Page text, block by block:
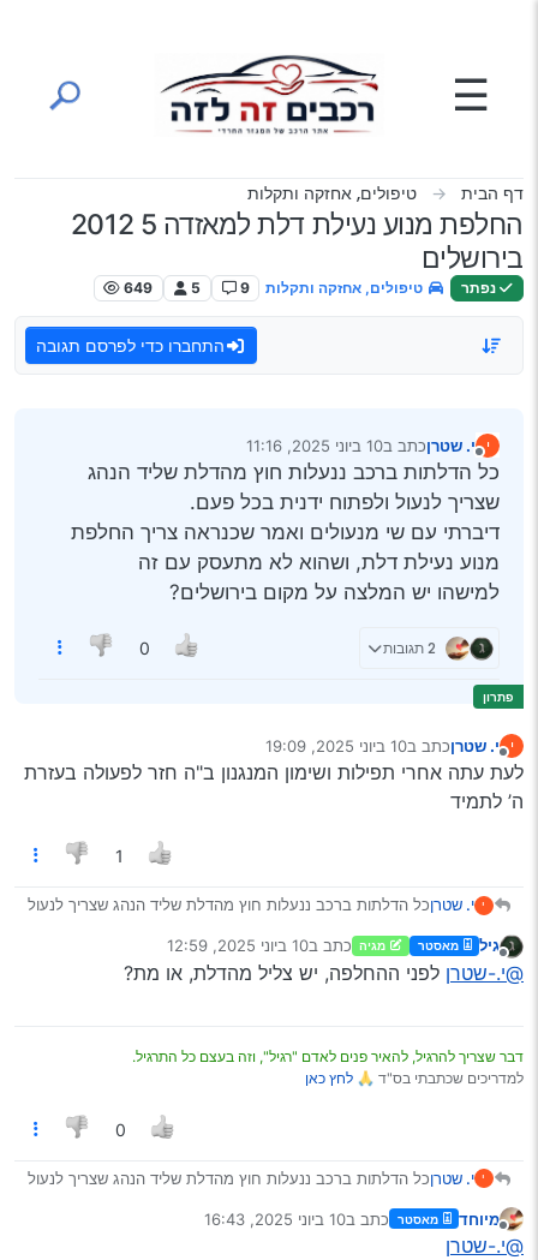
☰
דף הבית טיפולים, אחזקה ותקלות
החלפת מנוע נעילת דלת למאזדה 5 2012
בירושלים
נפתר טיפולים, אחזקה ותקלות 9
5
649
התחברו כדי לפרסם תגובה
י
מנותק
י. שטרןכתב ב10 ביוני 2025, 11:16
נערך לאחרונה על ידי
כל הדלתות ברכב ננעלות חוץ מהדלת שליד הנהג
שצריך לנעול ולפתוח ידנית בכל פעם.
דיברתי עם שי מנעולים ואמר שכנראה צריך החלפת
מנוע נעילת דלת, ושהוא לא מתעסק עם זה
למישהו יש המלצה על מקום בירושלים?
2 תגובות 0
י
מנותק
י. שטרןכתב ב10 ביוני 2025, 19:09
נערך לאחרונה על ידי
לעת עתה אחרי תפילות ושימון המנגנון ב"ה חזר לפעולה בעזרת
ה’ לתמיד
1
י י. שטרןכל הדלתות ברכב ננעלות חוץ מהדלת שליד הנהג שצריך לנעול
דיברתי עם שי מנעולים ואמר שכנראה צריך החלפת מנוע
נעילת דלת, ושהוא לא מתעסק עם זה
גיל מאסטר מגיה כתב ב10 ביוני 2025, 12:59
נערך לאחרונה על ידי
@י.-שטרן לפני ההחלפה, יש צליל מהדלת, או מת?
דבר שצריך להרגיל, להאיר פנים לאדם "רגיל", וזה בעצם כל התרגיל.
למדריכים שכתבתי בס"ד 🙏 לחץ כאן
0
י י. שטרןכל הדלתות ברכב ננעלות חוץ מהדלת שליד הנהג שצריך לנעול
דיברתי עם שי מנעולים ואמר שכנראה צריך החלפת מנוע
מנותק
מיוחד מאסטר כתב ב10 ביוני 2025, 16:43
נערך לאחרונה על ידי
@י.-שטרן